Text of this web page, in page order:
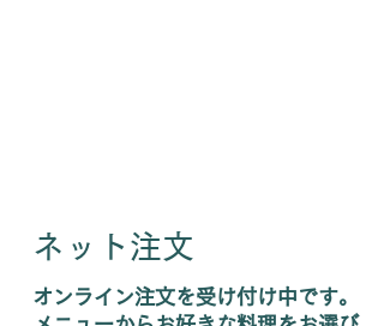
ネット注文
オンライン注文を受け付け中です。